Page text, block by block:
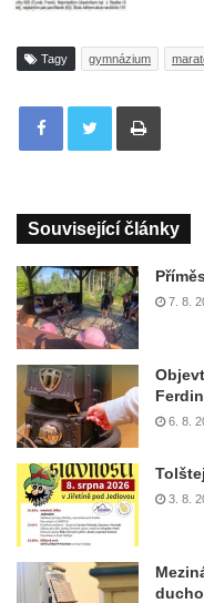
Tagy gymnázium
Související články
7. 8.
6. 8.
3. 8.